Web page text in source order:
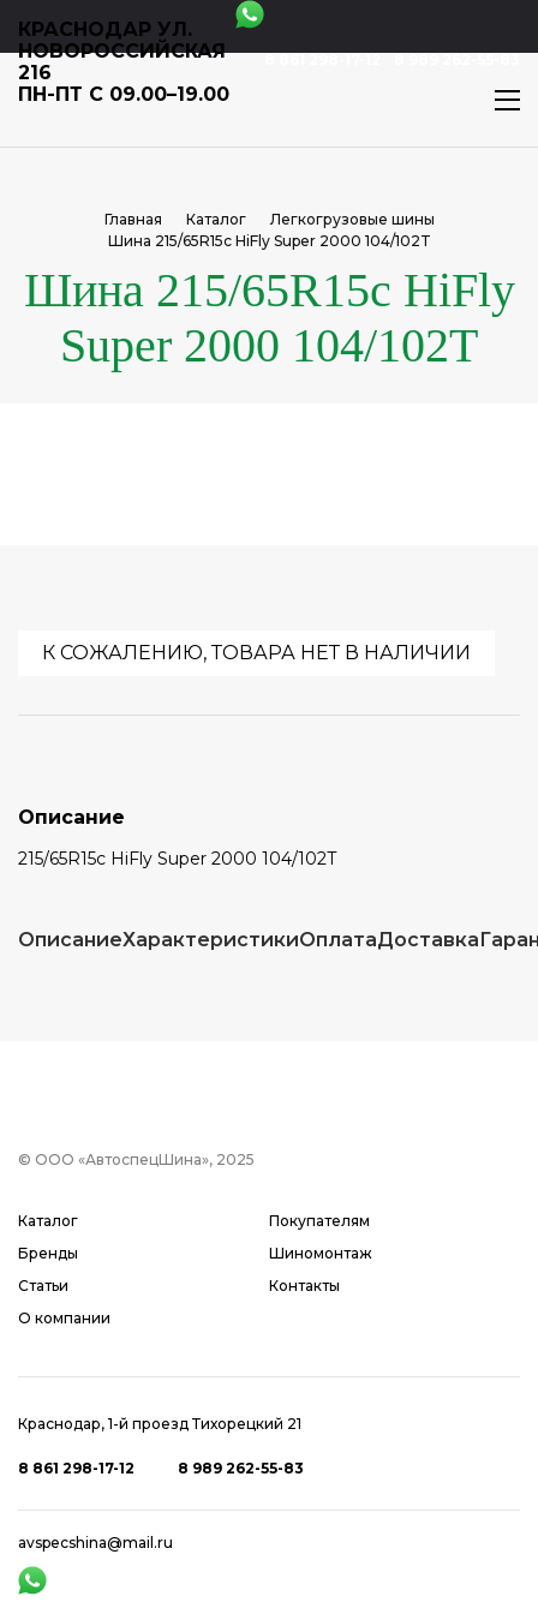
КРАСНОДАР УЛ.
НОВОРОССИЙСКАЯ
216
ПН-ПТ С 09.00–19.00
8 861 298-17-12 8 989 262-55-83
Главная Каталог
Легкогрузовые шины
Шина 215/65R15c HiFly Super 2000 104/102T
Шина 215/65R15c HiFly
Super 2000 104/102T
К СОЖАЛЕНИЮ, ТОВАРА НЕТ В НАЛИЧИИ
Описание
215/65R15c HiFly Super 2000 104/102T
ОписаниеХарактеристикиОплатаДоставка
© ООО «АвтоспецШина», 2025
Каталог
Бренды
Статьи
О компании
Покупателям
Шиномонтаж
Контакты
Краснодар, 1-й проезд Тихорецкий 21
8 861 298-17-12 8 989 262-55-83
avspecshina@mail.ru